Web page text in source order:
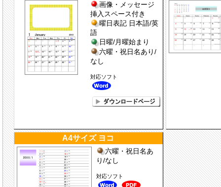
画像・メッセージ
挿入スペース付き
曜日表記 日本語/英
語
日曜/月曜始まり
六曜・祝日名あり/
なし
対応ソフト
A4サイズ ヨコ
六曜・祝日名あ
り/なし
対応ソフト